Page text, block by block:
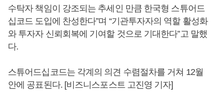
수탁자 책임이 강조되는 추세인 만큼 한국형 스튜어드
십코드 도입에 찬성한다”며 “기관투자자의 역할 활성화
와 투자자 신뢰회복에 기여할 것으로 기대한다”고 말했
다.
스튜어드십코드는 각계의 의견 수렴절차를 거쳐 12월
안에 공표된다. [비즈니스포스트 고진영 기자]